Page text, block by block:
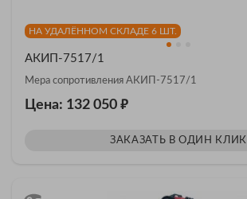
НА УДАЛЁННОМ СКЛАДЕ 6 ШТ.
АКИП-7517/1
Мера сопротивления АКИП-7517/1
Цена: 132 050 ₽
ЗАКАЗАТЬ В ОДИН КЛИК